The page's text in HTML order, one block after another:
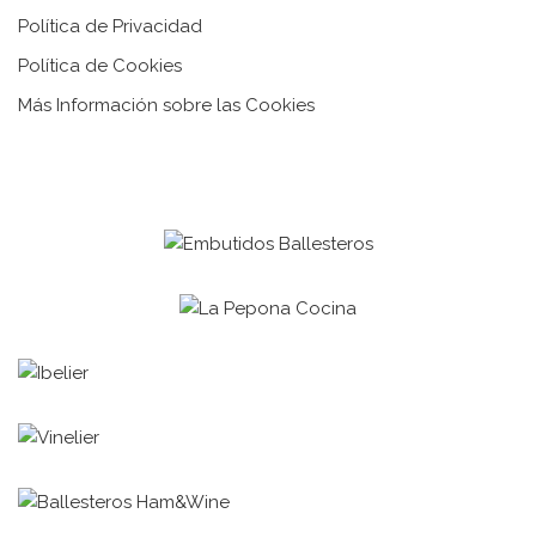
Política de Privacidad
Política de Cookies
Más Información sobre las Cookies